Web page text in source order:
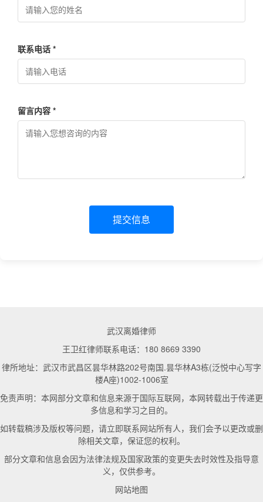
联系电话 *
留言内容 *
提交信息
武汉离婚律师
王卫红律师联系电话：180 8669 3390
律所地址：武汉市武昌区昙华林路202号南国.昙华林A3栋(泛悦中心写字
楼A座)1002-1006室
免责声明：本网部分文章和信息来源于国际互联网，本网转载出于传递更
多信息和学习之目的。
如转载稿涉及版权等问题，请立即联系网站所有人，我们会予以更改或删
除相关文章，保证您的权利。
部分文章和信息会因为法律法规及国家政策的变更失去时效性及指导意
义，仅供参考。
网站地图